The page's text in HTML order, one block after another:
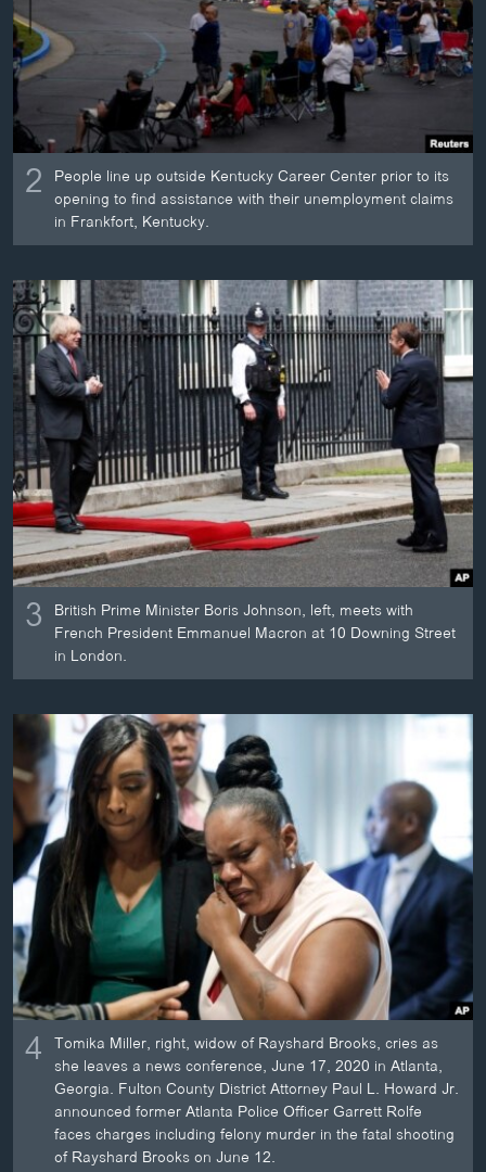
2 People line up outside Kentucky Career Center prior to its
opening to find assistance with their unemployment claims
in Frankfort, Kentucky.
3 British Prime Minister Boris Johnson, left, meets with
French President Emmanuel Macron at 10 Downing Street
in London.
4 Tomika Miller, right, widow of Rayshard Brooks, cries as
she leaves a news conference, June 17, 2020 in Atlanta,
Georgia. Fulton County District Attorney Paul L. Howard Jr.
announced former Atlanta Police Officer Garrett Rolfe
faces charges including felony murder in the fatal shooting
of Rayshard Brooks on June 12.